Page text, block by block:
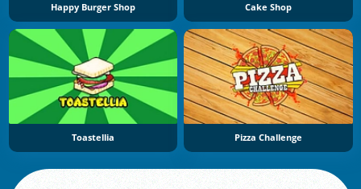
Happy Burger Shop Cake Shop
Toastellia Pizza Challenge